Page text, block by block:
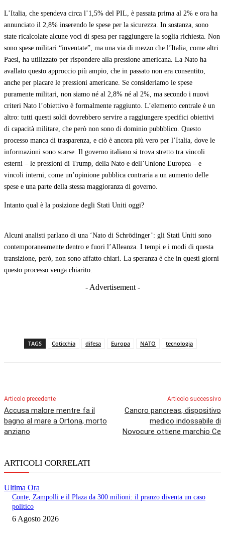
L’Italia, che spendeva circa l’1,5% del PIL, è passata prima al 2% e ora ha
annunciato il 2,8% inserendo le spese per la sicurezza. In sostanza, sono
state ricalcolate alcune voci di spesa per raggiungere la soglia richiesta. Non
sono spese militari “inventate”, ma una via di mezzo che l’Italia, come altri
Paesi, ha utilizzato per rispondere alla pressione americana. La Nato ha
avallato questo approccio più ampio, che in passato non era consentito,
anche per placare le pressioni americane. Se consideriamo le spese
puramente militari, non siamo né al 2,8% né al 2%, ma secondo i nuovi
criteri Nato l’obiettivo è formalmente raggiunto. L’elemento centrale è un
altro: tutti questi soldi dovrebbero servire a raggiungere specifici obiettivi
di capacità militare, che però non sono di dominio pubbblico. Questo
processo manca di trasparenza, e ciò è ancora più vero per l’Italia, dove le
informazioni sono scarse. Il governo italiano si trova stretto tra vincoli
esterni – le pressioni di Trump, della Nato e dell’Unione Europea – e
vincoli interni, come un’opinione pubblica contraria a un aumento delle
spese e una parte della stessa maggioranza di governo.
Intanto qual è la posizione degli Stati Uniti oggi?
Alcuni analisti parlano di una ‘Nato di Schrödinger’: gli Stati Uniti sono
contemporaneamente dentro e fuori l’Alleanza. I tempi e i modi di questa
transizione, però, non sono affatto chiari. La speranza è che in questi giorni
questo processo venga chiarito.
- Advertisement -
TAGS Coticchia difesa Europa NATO tecnologia
Articolo precedente
Accusa malore mentre fa il
bagno al mare a Ortona, morto
anziano
Articolo successivo
Cancro pancreas, dispositivo
medico indossabile di
Novocure ottiene marchio Ce
ARTICOLI CORRELATI
Ultima Ora
Conte, Zampolli e il Plaza da 300 milioni: il pranzo diventa un caso
politico
6 Agosto 2026